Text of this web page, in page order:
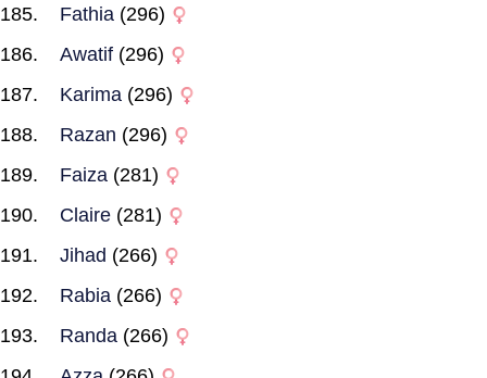
Fathia (296)
Awatif (296)
Karima (296)
Razan (296)
Faiza (281)
Claire (281)
Jihad (266)
Rabia (266)
Randa (266)